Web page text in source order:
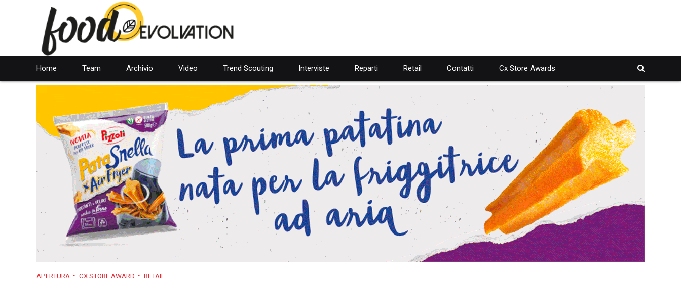
Home Team Archivio Video Trend Scouting Interviste Reparti Retail Contatti Cx Store Awards
APERTURA CX STORE AWARD RETAIL